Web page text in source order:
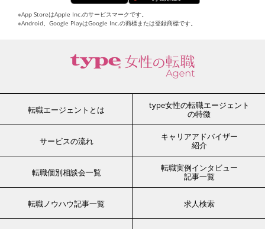
※App StoreはApple Inc.のサービスマークです。
※Android、Google PlayはGoogle Inc.の商標または登録商標です。
転職エージェントとは
type女性の転職エージェント
の特徴
サービスの流れ
キャリアアドバイザー
紹介
転職個別相談会一覧
転職実例インタビュー
記事一覧
転職ノウハウ記事一覧 求人検索